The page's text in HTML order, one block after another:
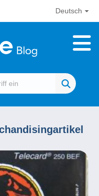
Deutsch